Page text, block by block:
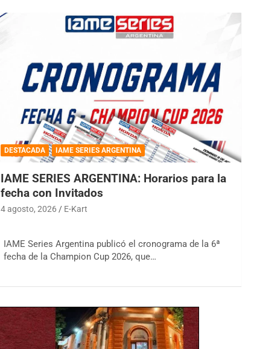
DESTACADA IAME SERIES ARGENTINA
IAME SERIES ARGENTINA: Horarios para la
fecha con Invitados
4 agosto, 2026 E-Kart
IAME Series Argentina publicó el cronograma de la 6ª
fecha de la Champion Cup 2026, que…